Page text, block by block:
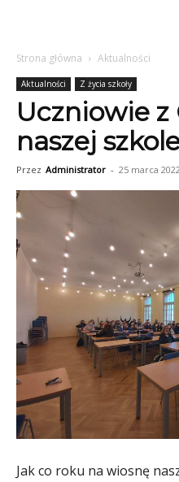
Strona główna Aktualności
Aktualności Z życia szkoły
Uczniowie z
naszej
Przez Administrator - 25 marca 2022
Jak co roku na wiosnę